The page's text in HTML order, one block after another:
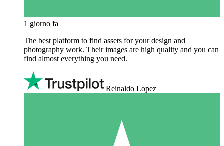
1 giorno fa
The best platform to find assets for your design and
photography work. Their images are high quality and you can
find almost everything you need.
Reinaldo Lopez